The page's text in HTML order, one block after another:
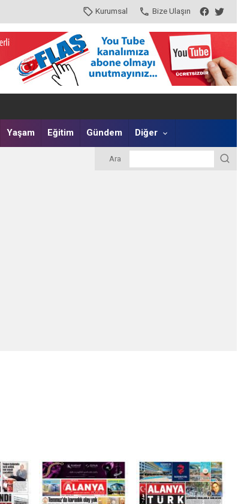
Kurumsal Bize Ulaşın
Yaşam Eğitim Gündem Diğer
Ara